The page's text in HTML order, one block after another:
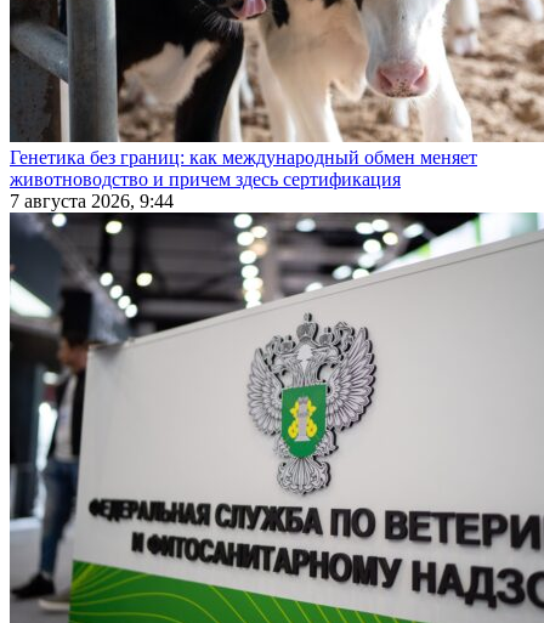
Генетика без границ: как международный обмен меняет
животноводство и причем здесь сертификация
7 августа 2026, 9:44